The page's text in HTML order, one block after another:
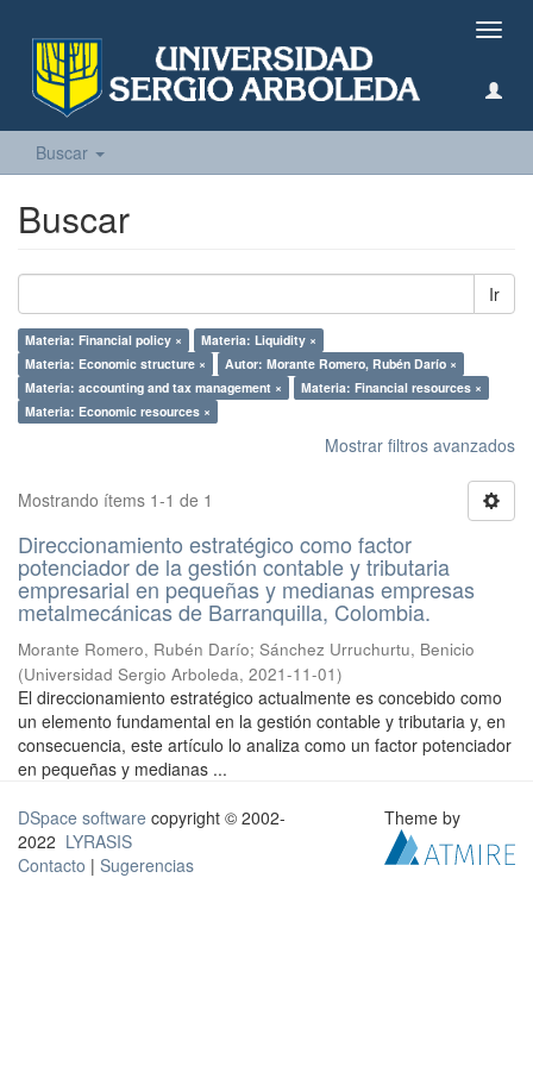
Buscar
Buscar
Ir
Materia: Financial policy ×
Materia: Liquidity ×
Materia: Economic structure ×
Autor: Morante Romero, Rubén Darío ×
Materia: accounting and tax management ×
Materia: Financial resources ×
Materia: Economic resources ×
Mostrar filtros avanzados
Mostrando ítems 1-1 de 1
Direccionamiento estratégico como factor
potenciador de la gestión contable y tributaria
empresarial en pequeñas y medianas empresas
metalmecánicas de Barranquilla, Colombia.
Morante Romero, Rubén Darío; Sánchez Urruchurtu, Benicio
(Universidad Sergio Arboleda, 2021-11-01)
El direccionamiento estratégico actualmente es concebido como
un elemento fundamental en la gestión contable y tributaria y, en
consecuencia, este artículo lo analiza como un factor potenciador
en pequeñas y medianas ...
DSpace software copyright © 2002-
2022 LYRASIS
Contacto | Sugerencias
Theme by